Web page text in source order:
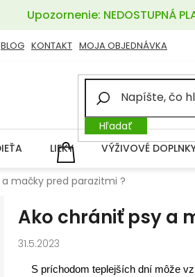
Upozornenie: NEDOSTUPNÁ
BLOG KONTAKT MOJA OBJEDNÁVKA
Hľadať
NÁKUPNÝ
KOŠÍK
LIEKY VÝŽIVOVÉ
mačky pred parazitmi ?
Ako chrániť psy a
31.5.2023
S príchodom teplejších dní môže